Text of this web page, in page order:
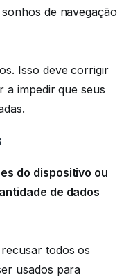
de navegação
Isso deve corrigir
a impedir que seus
do dispositivo ou
de dados
todos os
usados para